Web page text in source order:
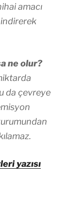
amacı
ne olur?
da çevreye
yazısı